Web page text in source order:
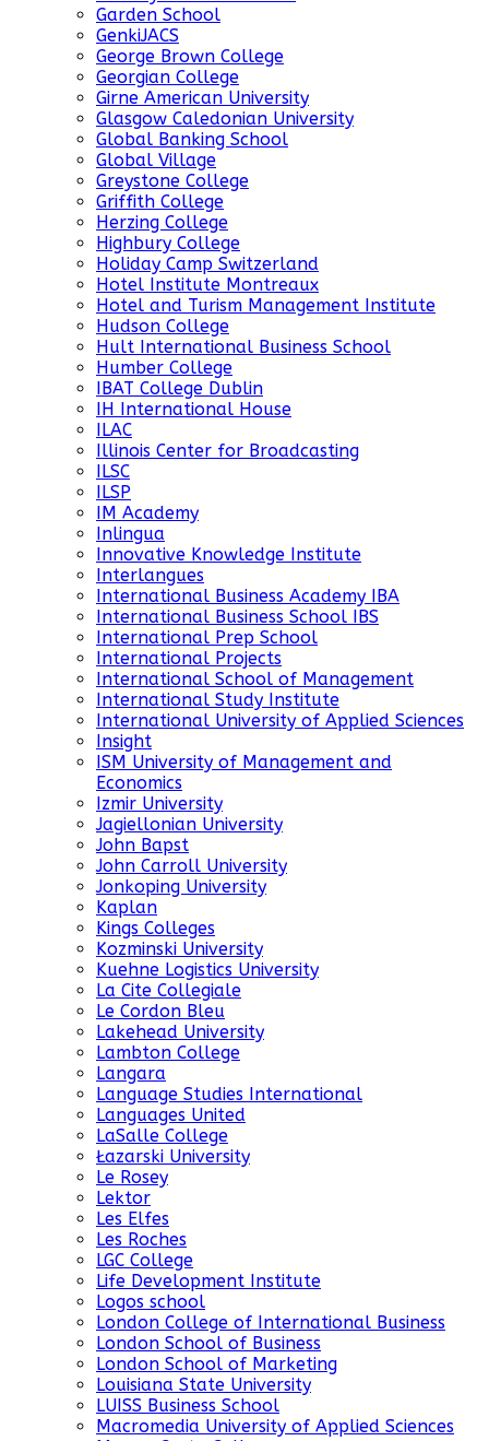
Garden School
GenkiJACS
George Brown College
Georgian College
Girne American University
Glasgow Caledonian University
Global Banking School
Global Village
Greystone College
Griffith College
Herzing College
Highbury College
Holiday Camp Switzerland
Hotel Institute Montreaux
Hotel and Turism Management Institute
Hudson College
Hult International Business School
Humber College
IBAT College Dublin
IH International House
ILAC
Illinois Center for Broadcasting
ILSC
ILSP
IM Academy
Inlingua
Innovative Knowledge Institute
Interlangues
International Business Academy IBA
International Business School IBS
International Prep School
International Projects
International School of Management
International Study Institute
International University of Applied Sciences
Insight
ISM University of Management and
Economics
Izmir University
Jagiellonian University
John Bapst
John Carroll University
Jonkoping University
Kaplan
Kings Colleges
Kozminski University
Kuehne Logistics University
La Cite Collegiale
Le Cordon Bleu
Lakehead University
Lambton College
Langara
Language Studies International
Languages United
LaSalle College
Łazarski University
Le Rosey
Lektor
Les Elfes
Les Roches
LGC College
Life Development Institute
Logos school
London College of International Business
London School of Business
London School of Marketing
Louisiana State University
LUISS Business School
Macromedia University of Applied Sciences